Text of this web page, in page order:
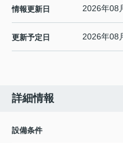
情報更新日 2026年08
更新予定日 2026年08
詳細情報
設備条件